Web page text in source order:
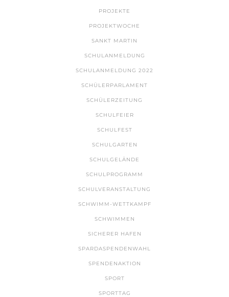
PROJEKTE
PROJEKTWOCHE
SANKT MARTIN
SCHULANMELDUNG
SCHULANMELDUNG 2022
SCHÜLERPARLAMENT
SCHÜLERZEITUNG
SCHULFEIER
SCHULFEST
SCHULGARTEN
SCHULGELÄNDE
SCHULPROGRAMM
SCHULVERANSTALTUNG
SCHWIMM-WETTKAMPF
SCHWIMMEN
SICHERER HAFEN
SPARDASPENDENWAHL
SPENDENAKTION
SPORT
SPORTTAG